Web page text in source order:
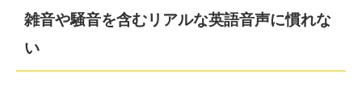
雑音や騒音を含むリアルな英語音声に慣れな
い